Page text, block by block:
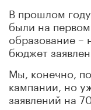
В прошлом
были на
образование –
бюджет
Мы, конечно,
кампании, но
заявлений на